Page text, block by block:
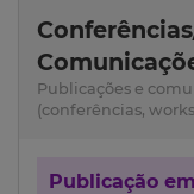
Publicações e
(conferências,
Publicação